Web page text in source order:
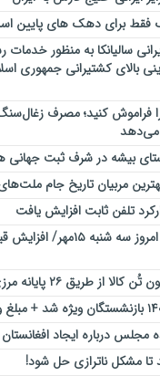
فقط برای دهک های پایین
سالیانکا به منظور خدمات
بالای کشتیرانی جمهوری
می‌دهد
بیشه در شرف ثبت جهانی
تلفن ثابت افزایش یافت
قیمت طلا و سکه امروز سه
مجلس درباره ایجاد
تا مشکل ناترازی حل شود!